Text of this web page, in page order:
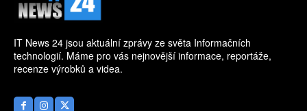
IT News 24 jsou aktuální zprávy ze světa Informačních
technologií. Máme pro vás nejnovější informace, reportáže,
recenze výrobků a videa.